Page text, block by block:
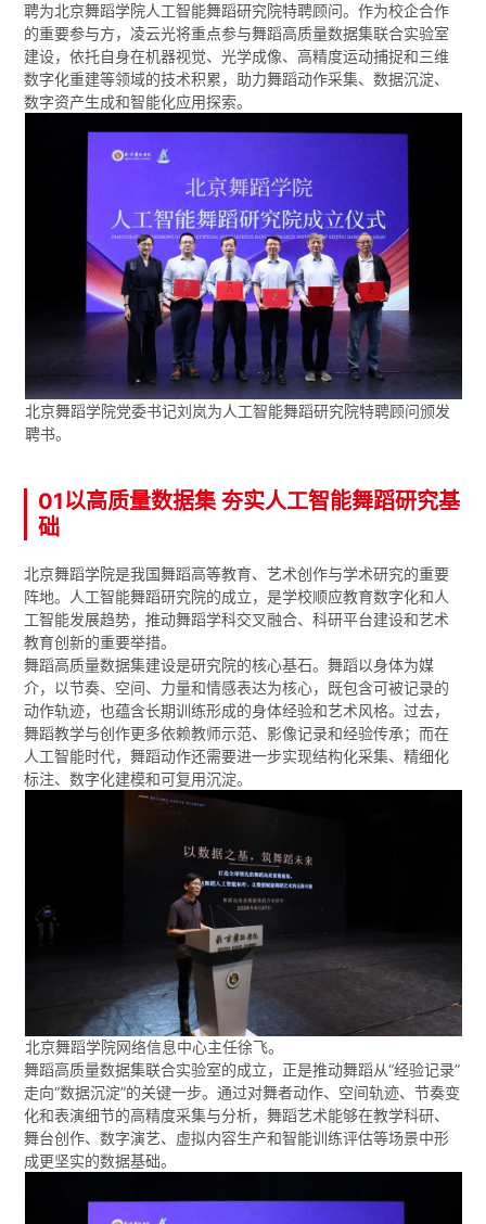
聘为北京舞蹈学院人工智能舞蹈研究院特聘顾问。作为校企合作
的重要参与方，凌云光将重点参与舞蹈高质量数据集联合实验室
建设，依托自身在机器视觉、光学成像、高精度运动捕捉和三维
数字化重建等领域的技术积累，助力舞蹈动作采集、数据沉淀、
数字资产生成和智能化应用探索。
北京舞蹈学院党委书记刘岚为人工智能舞蹈研究院特聘顾问颁发
聘书。
01以高质量数据集 夯实人工智能舞蹈研究基
础
北京舞蹈学院是我国舞蹈高等教育、艺术创作与学术研究的重要
阵地。人工智能舞蹈研究院的成立，是学校顺应教育数字化和人
工智能发展趋势，推动舞蹈学科交叉融合、科研平台建设和艺术
教育创新的重要举措。
舞蹈高质量数据集建设是研究院的核心基石。舞蹈以身体为媒
介，以节奏、空间、力量和情感表达为核心，既包含可被记录的
动作轨迹，也蕴含长期训练形成的身体经验和艺术风格。过去，
舞蹈教学与创作更多依赖教师示范、影像记录和经验传承；而在
人工智能时代，舞蹈动作还需要进一步实现结构化采集、精细化
标注、数字化建模和可复用沉淀。
北京舞蹈学院网络信息中心主任徐飞。
舞蹈高质量数据集联合实验室的成立，正是推动舞蹈从“经验记录”
走向“数据沉淀”的关键一步。通过对舞者动作、空间轨迹、节奏变
化和表演细节的高精度采集与分析，舞蹈艺术能够在教学科研、
舞台创作、数字演艺、虚拟内容生产和智能训练评估等场景中形
成更坚实的数据基础。